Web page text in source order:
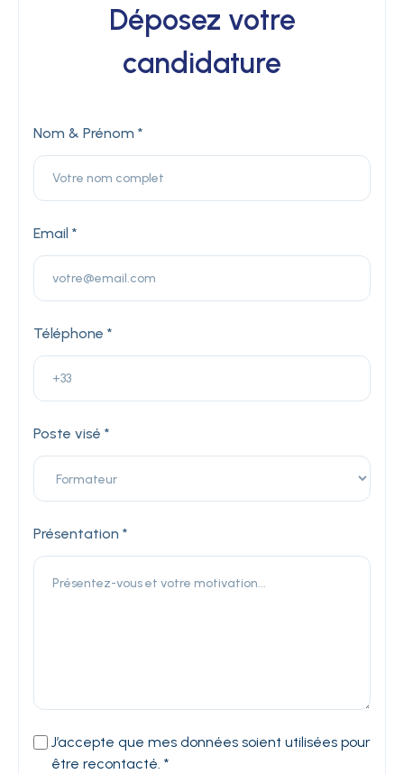
Déposez votre
candidature
Nom & Prénom *
Email *
Téléphone *
Poste visé *
Présentation *
J’accepte que mes données soient utilisées pour
être recontacté. *